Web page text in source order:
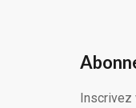
Inscrivez